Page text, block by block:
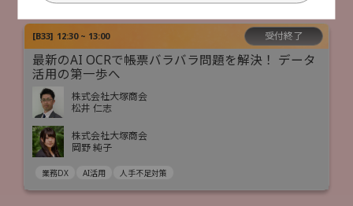
[B33] 12:30 ~ 13:00 受付終了
最新のAI OCRで帳票バラバラ問題を解決！ データ
活用の第一歩へ
株式会社大塚商会
松井 仁志
株式会社大塚商会
岡野 純子
業務DX AI活用 人手不足対策